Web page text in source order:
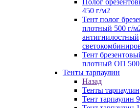
Полог
450 г/м2
Тент полог
плотный 500 г/
антигнилостный
Тент
плотный ОП 500
Тенты тарпаулин
Назад
Тенты тарпаулин
Тент тарпаулин